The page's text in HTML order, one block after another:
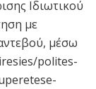
Ιδιωτικού
με
μέσω
polites-